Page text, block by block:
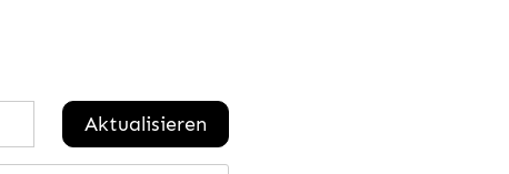
Aktualisieren